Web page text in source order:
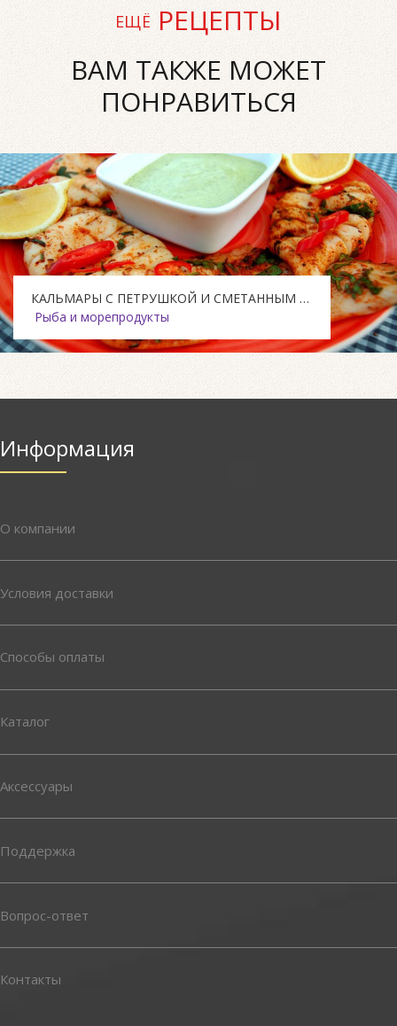
ЕЩЁ РЕЦЕПТЫ
ВАМ ТАКЖЕ МОЖЕТ
ПОНРАВИТЬСЯ
КАЛЬМАРЫ С ПЕТРУШКОЙ И СМЕТАННЫМ СОУСОМ
Рыба и морепродукты
Информация
О компании
Условия доставки
Способы оплаты
Каталог
Аксессуары
Поддержка
Вопрос-ответ
Контакты